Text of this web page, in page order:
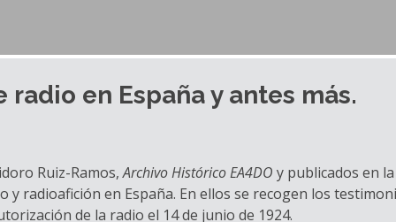
radio en España y antes más.
Ruiz-Ramos,Archivo Histórico EA4DO y publicados en
y radioafición en España. En ellos se recogen los
de la radio el 14 de junio de 1924.